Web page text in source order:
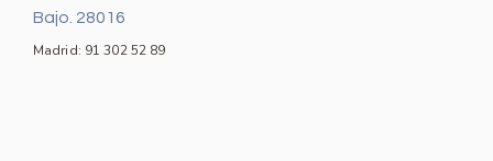
Bajo. 28016
Madrid: 91 302 52 89